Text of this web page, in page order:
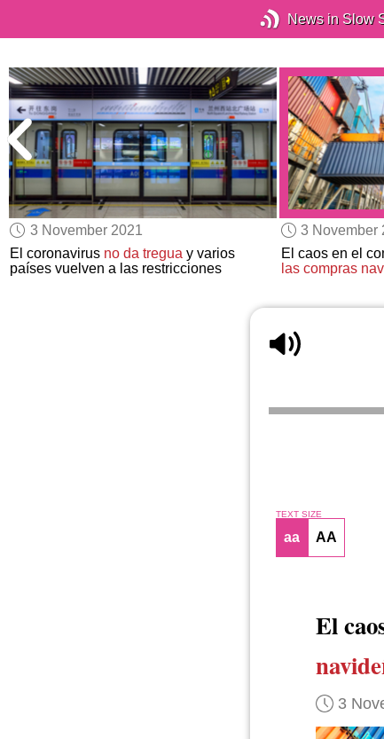
News in Slow
3 November 2021
El coronavirus no da tregua y varios
países vuelven a las restricciones
3 November
El caos en el
las compras
TEXT SIZE
aa AA
El
3